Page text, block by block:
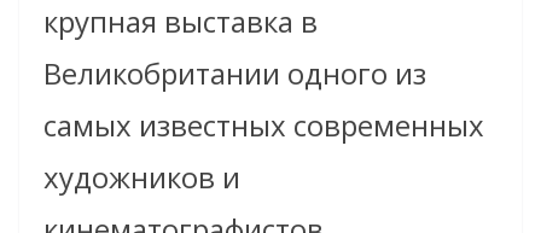
крупная выставка в
Великобритании одного из
самых известных современных
художников и